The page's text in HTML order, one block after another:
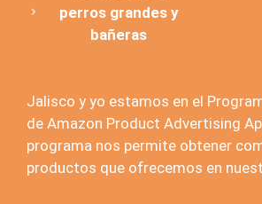
perros grandes y
bañeras
Jalisco y yo estamos en el
de Amazon Product Advertising
programa nos permite obtener
productos que ofrecemos en